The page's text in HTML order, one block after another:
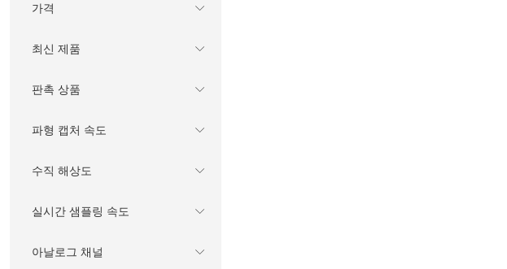
가격
최신 제품
판촉 상품
파형 캡처 속도
수직 해상도
실시간 샘플링 속도
아날로그 채널